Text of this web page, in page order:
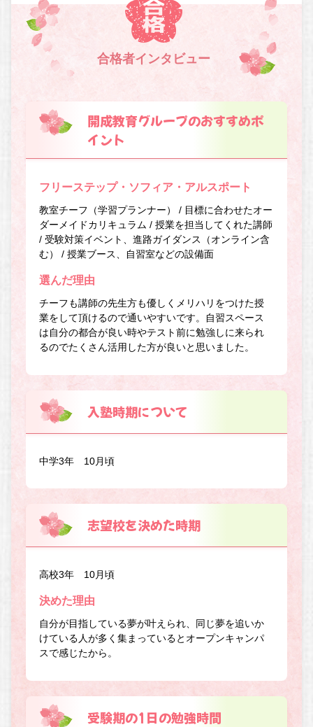
合格者インタビュー
開成教育グループのおすすめポ
イント
フリーステップ・ソフィア・アルスポート
教室チーフ（学習プランナー） / 目標に合わせたオー
ダーメイドカリキュラム / 授業を担当してくれた講師
/ 受験対策イベント、進路ガイダンス（オンライン含
む） / 授業ブース、自習室などの設備面
選んだ理由
チーフも講師の先生方も優しくメリハリをつけた授
業をして頂けるので通いやすいです。自習スペース
は自分の都合が良い時やテスト前に勉強しに来られ
るのでたくさん活用した方が良いと思いました。
入塾時期について
中学3年 10月頃
志望校を決めた時期
高校3年 10月頃
決めた理由
自分が目指している夢が叶えられ、同じ夢を追いか
けている人が多く集まっているとオープンキャンパ
スで感じたから。
受験期の1日の勉強時間